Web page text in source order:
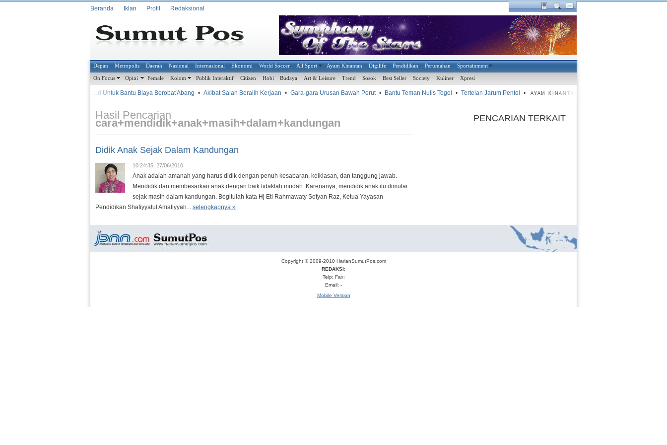
Beranda Iklan Profil Redaksional
Depan Metropolis Daerah Nasional Internasional Ekonomi World Soccer All Sport Ayam Kinantan Digilife Pendidikan Perumahan Sportainment
On Focus Opini Female Kolom Publik Interaktif Citizen Hobi Budaya Art & Leisure Trend Sosok Best Seller Society Kuliner Xpresi
Mencuri Untuk Bantu Biaya Berobat Abang Akibat Salah Beralih Kerjaan Gara-gara Urusan Bawah Perut • Bantu Teman Nulis Togel Tertelan Jarum Pentol AYAM KINANTAN
Hasil Pencarian
cara+mendidik+anak+masih+dalam+kandungan
Didik Anak Sejak Dalam Kandungan
10:24:35, 27/06/2010
Anak adalah amanah yang harus didik dengan penuh kesabaran, keiklasan, dan tanggung jawab.
Mendidik dan membesarkan anak dengan baik tidaklah mudah. Karenanya, mendidik anak itu dimulai
sejak masih dalam kandungan. Begitulah kata Hj Eti Rahmawaty Sofyan Raz, Ketua Yayasan
Pendidikan Shafiyyatul Amaliyyah... selengkapnya »
PENCARIAN TERKAIT
Copyright © 2009-2010 HarianSumutPos.com
REDAKSI:
Telp: Fax:
Email: -
Mobile Version